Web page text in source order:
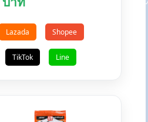
Lazada Shopee
TikTok Line